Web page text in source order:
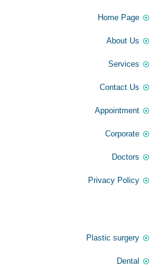
Home Page
About Us
Services
Contact Us
Appointment
Corporate
Doctors
Privacy Policy
Plastic surgery
Dental